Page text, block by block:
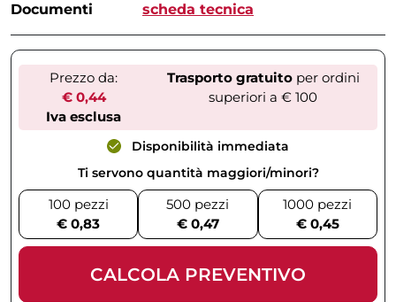
Documenti scheda tecnica
Prezzo da:
€ 0,44
Iva esclusa
Trasporto gratuitoper ordini
superiori a € 100
Disponibilità immediata
Ti servono quantità maggiori/minori?
100 pezzi
€ 0,83
500 pezzi
€ 0,47
1000 pezzi
€ 0,45
CALCOLA PREVENTIVO